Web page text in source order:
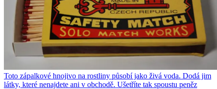
Toto zápalkové hnojivo na rostliny působí jako živá voda. Dodá jim
látky, které nenajdete ani v obchodě. Ušetříte tak spoustu peněz